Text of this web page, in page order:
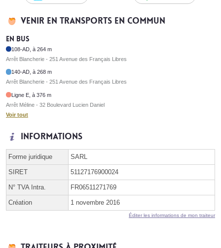
Venir en transports en commun
En bus
108-AD, à 264 m
Arrêt Blancherie - 251 Avenue des Français Libres
140-AD, à 268 m
Arrêt Blancherie - 251 Avenue des Français Libres
Ligne E, à 376 m
Arrêt Méline - 32 Boulevard Lucien Daniel
Voir tout
Informations
Forme juridique SARL
SIRET 51127176900024
N° TVA Intra. FR06511271769
Création 1 novembre 2016
Éditer les informations de mon traiteur